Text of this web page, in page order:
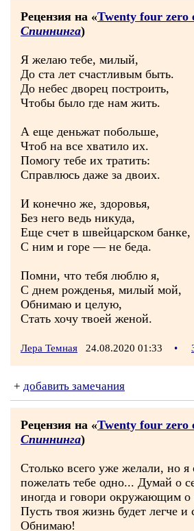
Рецензия на «Twenty four zero
Спиннинга)
Я желаю тебе, милый,
До ста лет счастливым быть.
До небес дворец построить,
Чтобы было где нам жить.
А еще деньжат побольше,
Чтоб на все хватило их.
Помогу тебе их тратить:
Справлюсь даже за двоих.
И конечно же, здоровья,
Без него ведь никуда,
Еще счет в швейцарском банке,
С ним и горе — не беда.
Помни, что тебя люблю я,
С днем рожденья, милый мой,
Обнимаю и целую,
Стать хочу твоей женой.
Лера Темная 24.08.2020 01:33 •
+ добавить замечания
Рецензия на «Twenty four zero
Спиннинга)
Столько всего уже желали, но я
пожелать тебе одно... Думай о
иногда и говори окружающим о
Пусть твоя жизнь будет легче и
Обнимаю!